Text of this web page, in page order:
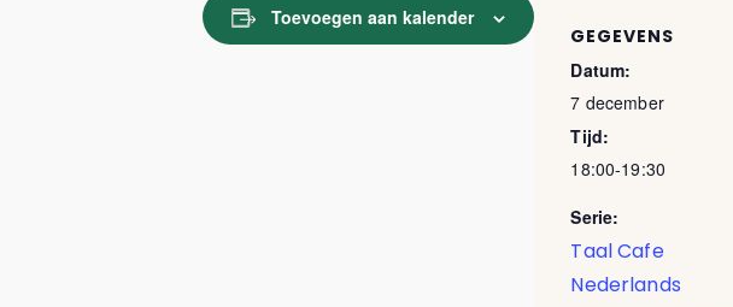
Toevoegen aan kalender
GEGEVENS
Datum:
7 december
Tijd:
18:00-19:30
Serie:
Taal Cafe
Nederlands